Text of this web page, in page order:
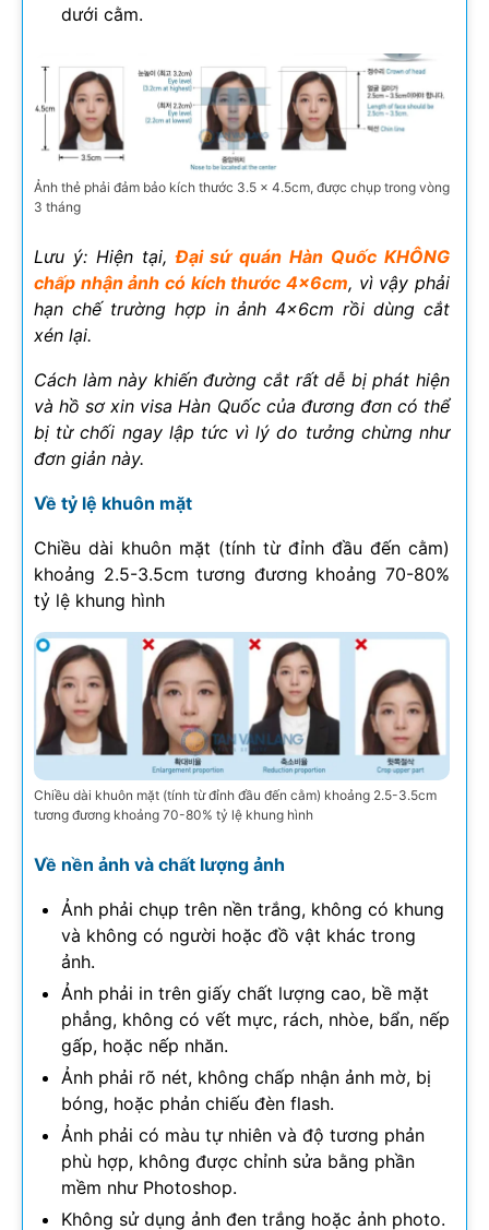
dưới cằm.
Ảnh thẻ phải đảm bảo kích thước 3.5 x 4.5cm, được chụp trong vòng
3 tháng
Lưu ý: Hiện tại,Đại sứ quán Hàn Quốc KHÔNG
chấp nhận ảnh có kích thước 4x6cm, vì vậy phải
hạn chế trường hợp in ảnh 4x6cm rồi dùng cắt
xén lại.
Cách làm này khiến đường cắt rất dễ bị phát hiện
và hồ sơ xin visa Hàn Quốc của đương đơn có thể
bị từ chối ngay lập tức vì lý do tưởng chừng như
đơn giản này.
Về tỷ lệ khuôn mặt
Chiều dài khuôn mặt (tính từ đỉnh đầu đến cằm)
khoảng 2.5-3.5cm tương đương khoảng 70-80%
tỷ lệ khung hình
Chiều dài khuôn mặt (tính từ đỉnh đầu đến cằm) khoảng 2.5-3.5cm
tương đương khoảng 70-80% tỷ lệ khung hình
Về nền ảnh và chất lượng ảnh
Ảnh phải chụp trên nền trắng, không có khung
và không có người hoặc đồ vật khác trong
ảnh.
Ảnh phải in trên giấy chất lượng cao, bề mặt
phẳng, không có vết mực, rách, nhòe, bẩn, nếp
gấp, hoặc nếp nhăn.
Ảnh phải rõ nét, không chấp nhận ảnh mờ, bị
bóng, hoặc phản chiếu đèn flash.
Ảnh phải có màu tự nhiên và độ tương phản
phù hợp, không được chỉnh sửa bằng phần
mềm như Photoshop.
Không sử dụng ảnh đen trắng hoặc ảnh photo.